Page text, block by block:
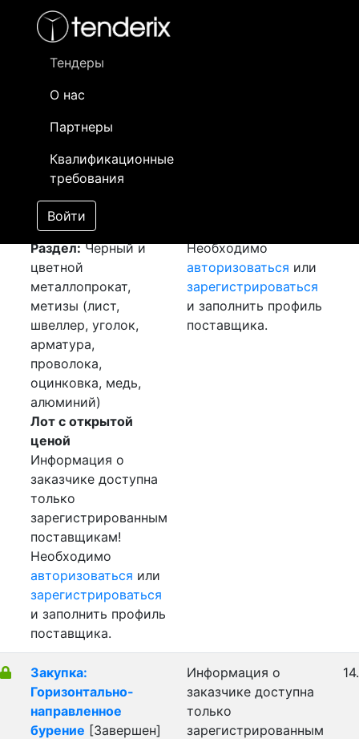
Тендеры
О нас
Партнеры
Квалификационные
требования
Войти
- активный лот
- сохраненный лот (не опубликован)
Закупка: Листы гк и
[Завершен]
Лот №:
АУКЦИОН (покупка
товара)
Раздел:Черный и
цветной
металлопрокат,
метизы (лист,
швеллер, уголок,
арматура,
проволока,
оцинковка, медь,
алюминий)
Лот с открытой
ценой
Информация о
заказчике доступна
только
зарегистрированным
поставщикам!
Необходимо
авторизоваться или
зарегистрироваться
и заполнить профиль
поставщика.
Необходимо
авторизоваться или
зарегистрироваться
и заполнить профиль
поставщика.
Закупка:
Горизонтально-
направленное
бурение [Завершен]
Информация о
заказчике доступна
только
зарегистрированным